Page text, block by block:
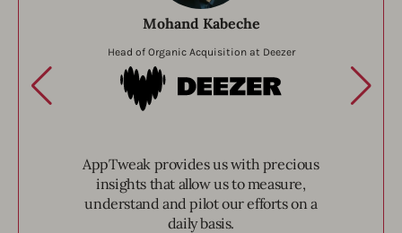
Mohand Kabeche
Head of Organic Acquisition at Deezer
Deezer
AppTweak provides us with precious
insights that allow us to measure,
understand and pilot our efforts on a
daily basis.